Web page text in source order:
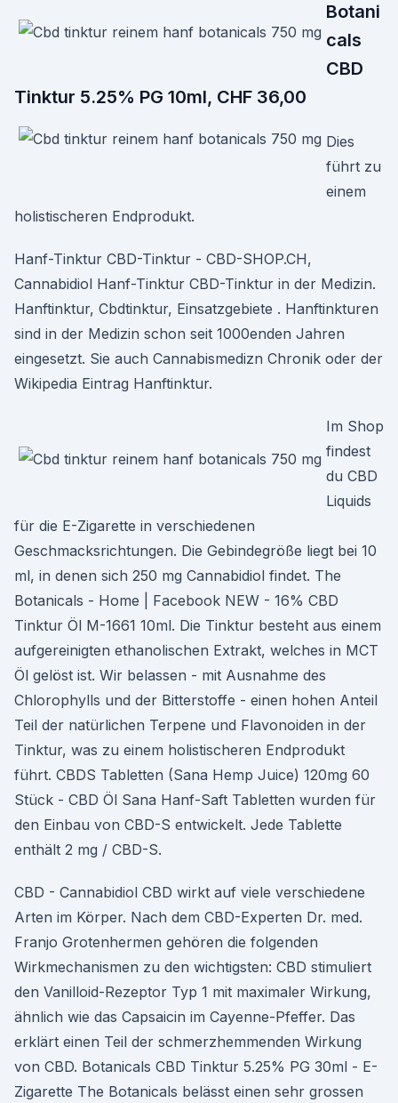
Botani
cals
CBD
Tinktur 5.25% PG 10ml, CHF 36,00
Dies
führt zu
einem
holistischeren Endprodukt.
Hanf-Tinktur CBD-Tinktur - CBD-SHOP.CH,
Cannabidiol Hanf-Tinktur CBD-Tinktur in der Medizin.
Hanftinktur, Cbdtinktur, Einsatzgebiete . Hanftinkturen
sind in der Medizin schon seit 1000enden Jahren
eingesetzt. Sie auch Cannabismedizn Chronik oder der
Wikipedia Eintrag Hanftinktur.
Im Shop
findest
du CBD
Liquids
für die E-Zigarette in verschiedenen
Geschmacksrichtungen. Die Gebindegröße liegt bei 10
ml, in denen sich 250 mg Cannabidiol findet. The
Botanicals - Home | Facebook NEW - 16% CBD
Tinktur Öl M-1661 10ml. Die Tinktur besteht aus einem
aufgereinigten ethanolischen Extrakt, welches in MCT
Öl gelöst ist. Wir belassen - mit Ausnahme des
Chlorophylls und der Bitterstoffe - einen hohen Anteil
Teil der natürlichen Terpene und Flavonoiden in der
Tinktur, was zu einem holistischeren Endprodukt
führt. CBDS Tabletten (Sana Hemp Juice) 120mg 60
Stück - CBD Öl Sana Hanf-Saft Tabletten wurden für
den Einbau von CBD-S entwickelt. Jede Tablette
enthält 2 mg / CBD-S.
CBD - Cannabidiol CBD wirkt auf viele verschiedene
Arten im Körper. Nach dem CBD-Experten Dr. med.
Franjo Grotenhermen gehören die folgenden
Wirkmechanismen zu den wichtigsten: CBD stimuliert
den Vanilloid-Rezeptor Typ 1 mit maximaler Wirkung,
ähnlich wie das Capsaicin im Cayenne-Pfeffer. Das
erklärt einen Teil der schmerzhemmenden Wirkung
von CBD. Botanicals CBD Tinktur 5.25% PG 30ml - E-
Zigarette The Botanicals belässt einen sehr grossen